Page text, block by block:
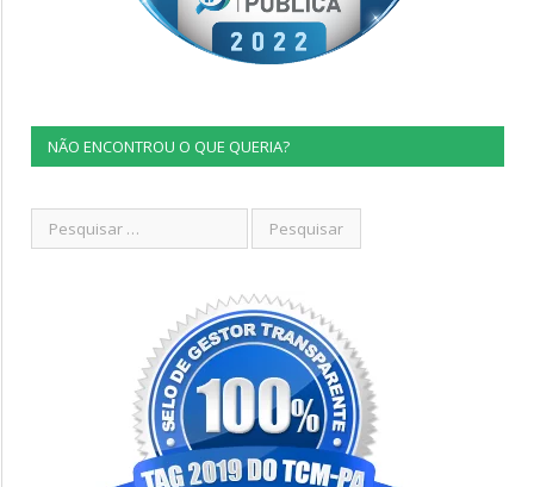
NÃO ENCONTROU O QUE QUERIA?